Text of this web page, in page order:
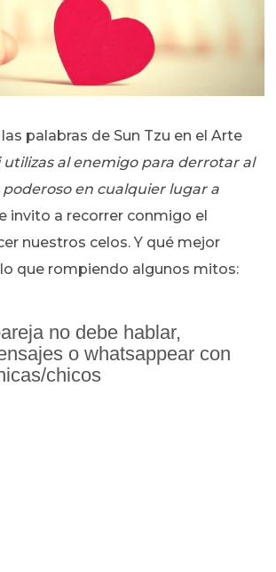
palabras de Sun Tzu en el Arte
utilizas al enemigo para derrotar al
poderoso en cualquier lugar a
invito a recorrer conmigo el
nuestros celos. Y qué mejor
que rompiendo algunos mitos:
no debe hablar,
o whatsappear con
chicos